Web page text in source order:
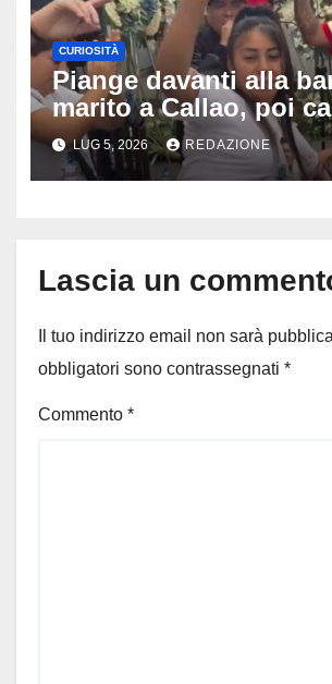
CURIOSITÀ
Piange davanti alla
marito a Callao, poi
tutto: il gesto della
funerale divide
persone
LUG 5, 2026 REDAZIONE
Lascia un
Il tuo indirizzo email non sarà
obbligatori sono contrassegnati *
Commento *